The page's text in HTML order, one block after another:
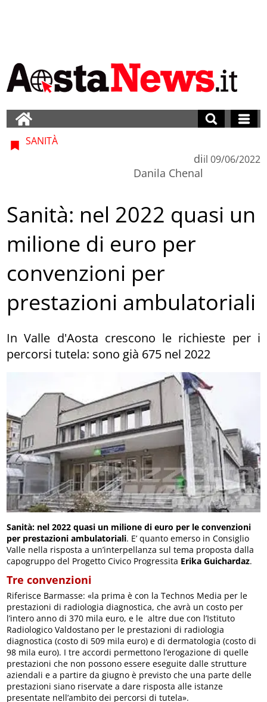
SANITÀ
di
Danila Chenal
il 09/06/2022
Sanità: nel 2022 quasi un
milione di euro per
convenzioni per
prestazioni ambulatoriali
In Valle d'Aosta crescono le richieste per i
percorsi tutela: sono già 675 nel 2022
Sanità: nel 2022 quasi un milione di euro per le convenzioni
per prestazioni ambulatoriali. E’ quanto emerso in Consiglio
Valle nella risposta a un’interpellanza sul tema proposta dalla
capogruppo del Progetto Civico Progressita Erika Guichardaz.
Tre convenzioni
Riferisce Barmasse: «la prima è con la Technos Media per le
prestazioni di radiologia diagnostica, che avrà un costo per
l’intero anno di 370 mila euro, e le altre due con l’Istituto
Radiologico Valdostano per le prestazioni di radiologia
diagnostica (costo di 509 mila euro) e di dermatologia (costo di
98 mila euro). I tre accordi permettono l’erogazione di quelle
prestazioni che non possono essere eseguite dalle strutture
aziendali e a partire da giugno è previsto che una parte delle
prestazioni siano riservate a dare risposta alle istanze
presentate nell’ambito dei percorsi di tutela».